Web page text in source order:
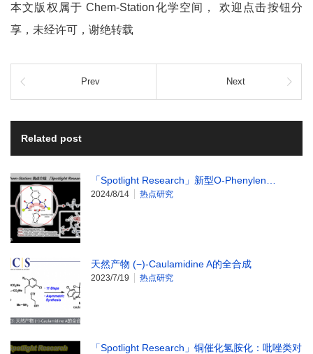
本文版权属于 Chem-Station化学空间， 欢迎点击按钮分
享，未经许可，谢绝转载
Prev Next
Related post
「Spotlight Research」新型O-Phenylen…
2024/8/14 热点研究
天然产物 (−)-Caulamidine A的全合成
2023/7/19 热点研究
「Spotlight Research」铜催化氢胺化：吡唑类对